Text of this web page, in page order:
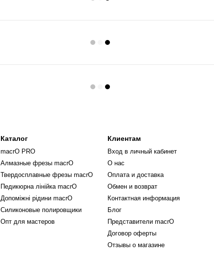
Каталог
macrO PRO
Алмазные фрезы macrO
Твердосплавные фрезы macrO
Педикюрна лінійка macrO
Допоміжні рідини macrO
Силиконовые полировщики
Опт для мастеров
Клиентам
Вход в личный кабинет
О нас
Оплата и доставка
Обмен и возврат
Контактная информация
Блог
Представители macrO
Договор оферты
Отзывы о магазине